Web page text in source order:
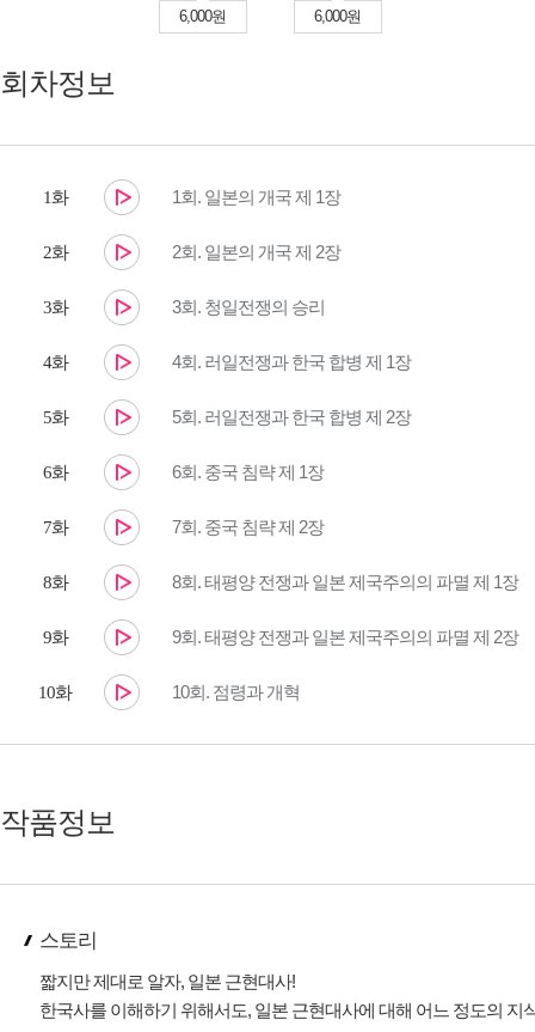
6,000원 6,000원
회차정보
1화 1회. 일본의 개국 제 1장
2화 2회. 일본의 개국 제 2장
3화 3회. 청일전쟁의 승리
4화 4회. 러일전쟁과 한국 합병 제 1장
5화 5회. 러일전쟁과 한국 합병 제 2장
6화 6회. 중국 침략 제 1장
7화 7회. 중국 침략 제 2장
8화 8회. 태평양 전쟁과 일본 제국주의의 파멸 제 1장
9화 9회. 태평양 전쟁과 일본 제국주의의 파멸 제 2장
10화 10회. 점령과 개혁
작품정보
스토리
짧지만 제대로 알자, 일본 근현대사!
한국사를 이해하기 위해서도, 일본 근현대사에 대해 어느 정도의 지